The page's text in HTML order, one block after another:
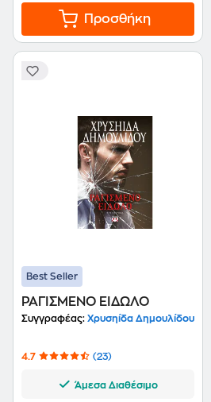
Προσθήκη
Best Seller
ΡΑΓΙΣΜΕΝΟ ΕΙΔΩΛΟ
Συγγραφέας: Χρυσηίδα Δημουλίδου
4.7 (23)
Άμεσα Διαθέσιμο